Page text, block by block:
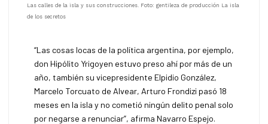
Las calles de la isla y sus construcciones. Foto: gentileza de producción La isla
de los secretos
“Las cosas locas de la política argentina, por ejemplo,
don Hipólito Yrigoyen estuvo preso ahí por más de un
año, también su vicepresidente Elpidio González,
Marcelo Torcuato de Alvear, Arturo Frondizi pasó 18
meses en la isla y no cometió ningún delito penal solo
por negarse a renunciar”, afirma Navarro Espejo.